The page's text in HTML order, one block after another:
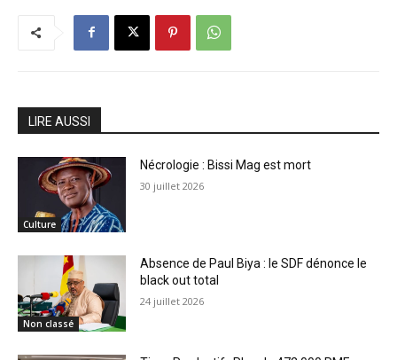
LIRE AUSSI
Culture
Nécrologie : Bissi Mag est mort
30 juillet 2026
Non classé
Absence de Paul Biya : le SDF dénonce le
black out total
24 juillet 2026